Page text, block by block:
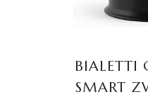
BIALETTI
SMART